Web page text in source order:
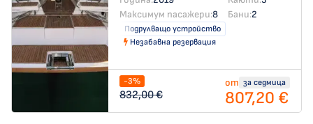
Максимум пасажери:8 Бани:2
Подрулващо устройство
Незабавна резервация
-3%
832,00 €
от за седмица
807,20 €